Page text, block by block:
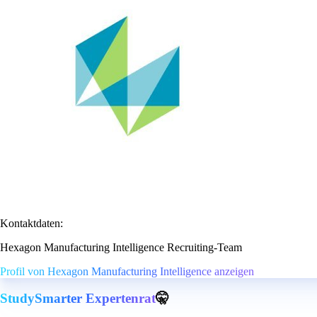
Kontaktdaten:
Hexagon Manufacturing Intelligence Recruiting-Team
Profil von Hexagon Manufacturing Intelligence anzeigen
StudySmarter Expertenrat🤫